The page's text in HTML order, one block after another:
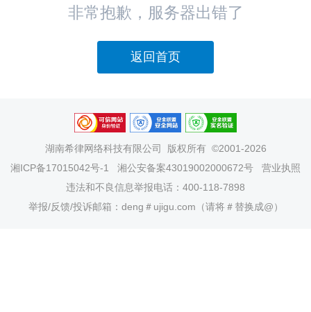
非常抱歉，服务器出错了
返回首页
湖南希律网络科技有限公司
版权所有 ©2001-2026
湘ICP备17015042号-1
湘公安备案43019002000672号
营业执照
违法和不良信息举报电话：400-118-7898
举报/反馈/投诉邮箱：deng＃ujigu.com（请将＃替换成@）